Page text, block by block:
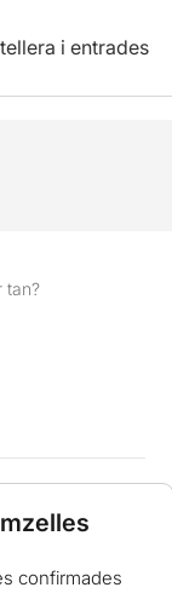
i entrades
tan?
confirmades